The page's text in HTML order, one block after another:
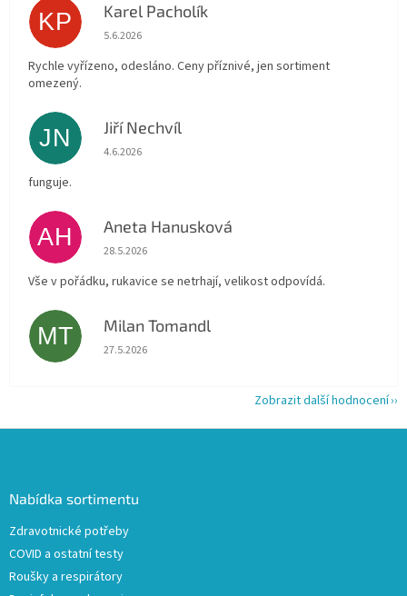
KP Karel Pacholík
Hodnocení obchodu je 4 z 5 hvězdiček.
5.6.2026
Rychle vyřízeno, odesláno. Ceny příznivé, jen sortiment
omezený.
JN Jiří Nechvíl
Hodnocení obchodu je 5 z 5 hvězdiček.
4.6.2026
funguje.
AH Aneta Hanusková
Hodnocení obchodu je 5 z 5 hvězdiček.
28.5.2026
Vše v pořádku, rukavice se netrhají, velikost odpovídá.
MT Milan Tomandl
Hodnocení obchodu je 5 z 5 hvězdiček.
27.5.2026
Zobrazit další hodnocení
Nabídka sortimentu
Zdravotnické potřeby
COVID a ostatní testy
Roušky a respirátory